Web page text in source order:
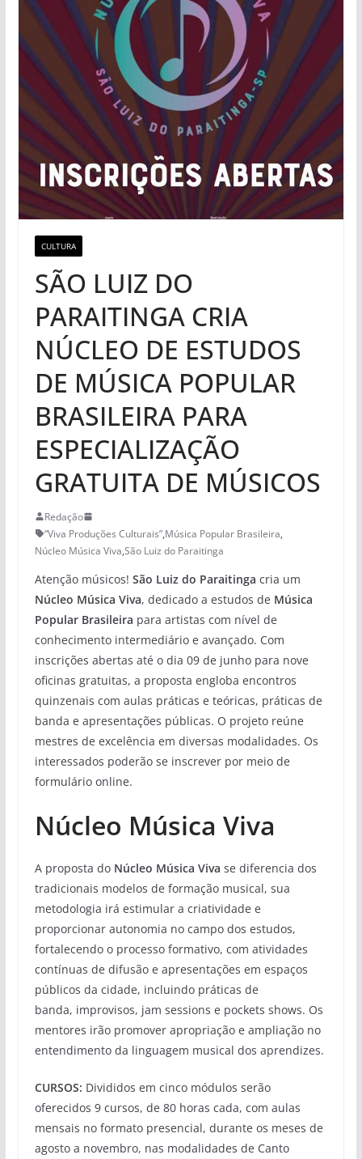
CULTURA
SÃO LUIZ DO
PARAITINGA CRIA
NÚCLEO DE ESTUDOS
DE MÚSICA POPULAR
BRASILEIRA PARA
ESPECIALIZAÇÃO
GRATUITA DE MÚSICOS
Redação
“Viva Produções Culturais”,Música Popular Brasileira,
Núcleo Música Viva,São Luiz do Paraitinga
Atenção músicos! São Luiz do Paraitinga cria um
Núcleo Música Viva, dedicado a estudos de Música
Popular Brasileira para artistas com nível de
conhecimento intermediário e avançado. Com
inscrições abertas até o dia 09 de junho para nove
oficinas gratuitas, a proposta engloba encontros
quinzenais com aulas práticas e teóricas, práticas de
banda e apresentações públicas. O projeto reúne
mestres de excelência em diversas modalidades. Os
interessados poderão se inscrever por meio de
formulário online.
Núcleo Música Viva
A proposta doNúcleo Música Viva se diferencia dos
tradicionais modelos de formação musical, sua
metodologia irá estimular a criatividade e
proporcionar autonomia no campo dos estudos,
fortalecendo o processo formativo, com atividades
contínuas de difusão e apresentações em espaços
públicos da cidade, incluindo práticas de
banda, improvisos, jam sessions e pockets shows. Os
mentores irão promover apropriação e ampliação no
entendimento da linguagem musical dos aprendizes.
CURSOS: Divididos em cinco módulos serão
oferecidos 9 cursos, de 80 horas cada, com aulas
mensais no formato presencial, durante os meses de
agosto a novembro, nas modalidades de Canto